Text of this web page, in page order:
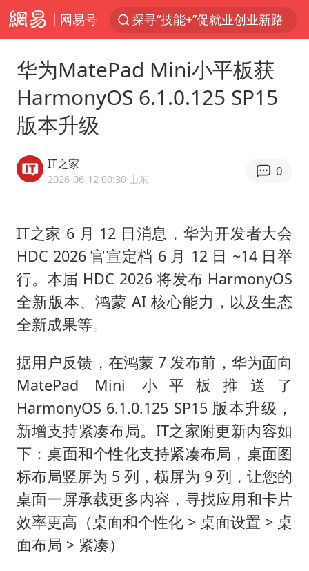
网易号
探寻“技能+”促就业创业新路
山东财大教授刘海明逝世 终年38岁
因凡蒂诺首次公开道歉
人贩子“梅姨”真实姓名曝光
谷歌首席科学家Jeff Dean离职创业
“银行午休1.5小时”留个窗口行不行
41岁女子为鼓励女儿考上985研究生
陕西柞水遭遇暴雨五千余户群众转移
汕头市政府被约谈
董路致歉：泰国10岁黑人父母是伪造的
13岁少年白天写作业晚上夜市炒粉
总书记关心百姓身边这些民生大事
华为MatePad Mini小平板获
HarmonyOS 6.1.0.125 SP15
版本升级
IT之家
2026-06-12 00:30·山东
0
IT之家 6 月 12 日消息，华为开发者大会
HDC 2026 官宣定档 6 月 12 日 ~14 日举
行。本届 HDC 2026 将发布 HarmonyOS
全新版本、鸿蒙 AI 核心能力，以及生态
全新成果等。
据用户反馈，在鸿蒙 7 发布前，华为面向
MatePad Mini 小平板推送了
HarmonyOS 6.1.0.125 SP15 版本升级，
新增支持紧凑布局。IT之家附更新内容如
下：桌面和个性化支持紧凑布局，桌面图
标布局竖屏为 5 列，横屏为 9 列，让您的
桌面一屏承载更多内容，寻找应用和卡片
效率更高（桌面和个性化 > 桌面设置 > 桌
面布局 > 紧凑）